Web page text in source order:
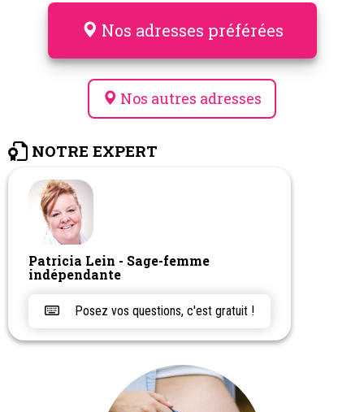
Nos adresses préférées
Nos autres adresses
NOTRE EXPERT
Patricia Lein - Sage-femme
indépendante
Posez vos questions, c'est gratuit !